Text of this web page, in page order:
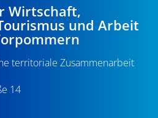
Wirtschaft,
und Arbeit
territoriale Zusammenarbeit
14